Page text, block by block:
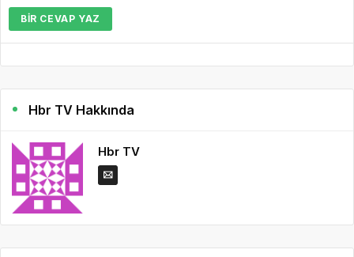
BIR CEVAP YAZ
Hbr TV Hakkında
Hbr TV